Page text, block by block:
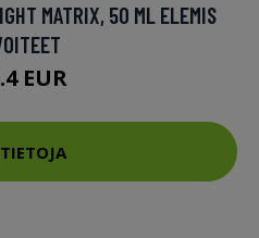
MATRIX, 50 ML ELEMIS
EUR